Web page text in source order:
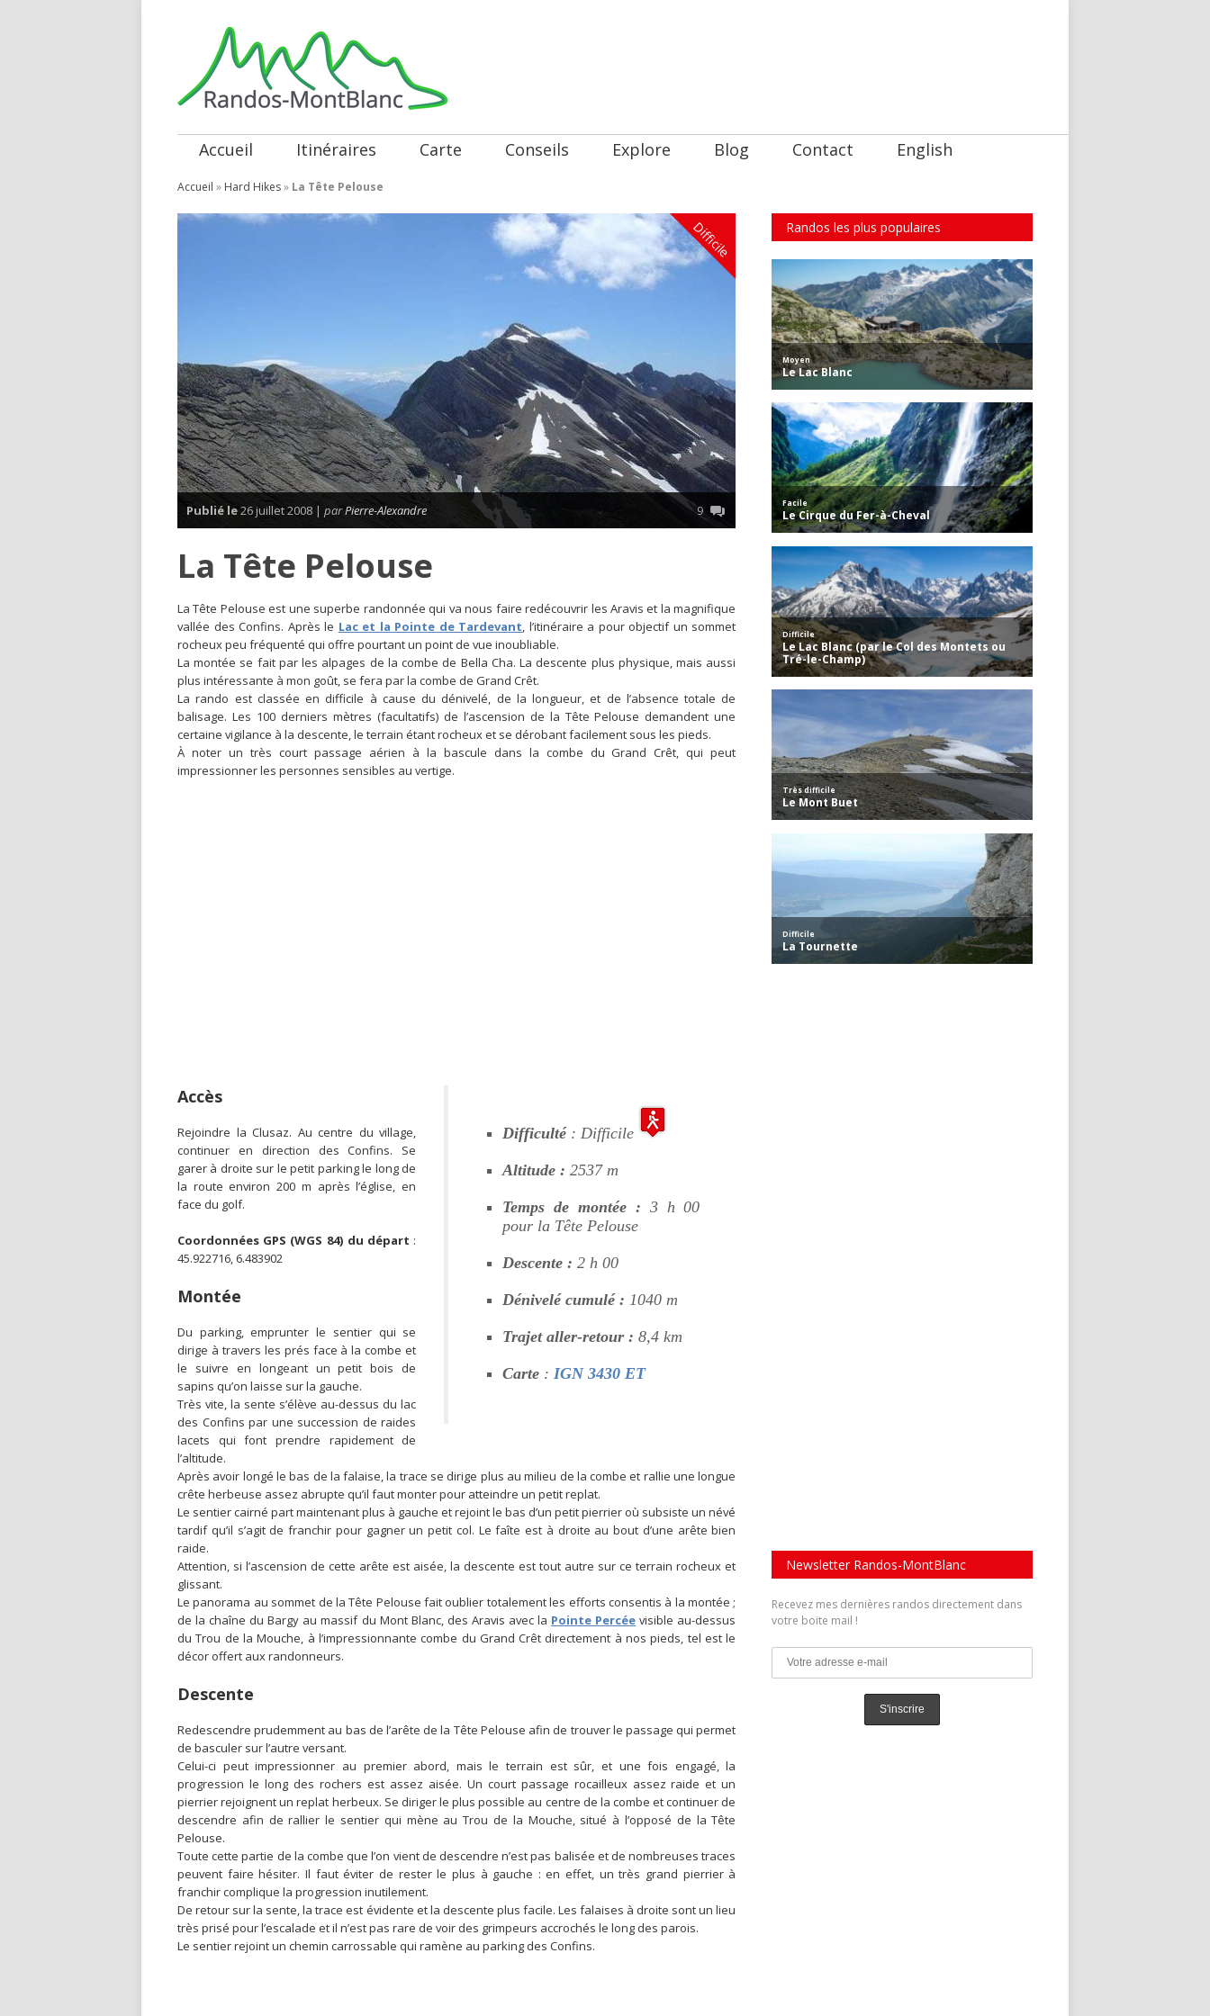
Accueil Itinéraires Carte Conseils Explore Blog Contact English
Accueil » Hard Hikes» La Tête Pelouse
Difficile
Publié le26 juillet 2008 | parPierre-Alexandre 9
La Tête Pelouse
La Tête Pelouse est une superbe randonnée qui va nous faire redécouvrir les Aravis et la magnifique
vallée des Confins. Après le Lac et la Pointe de Tardevant, l’itinéraire a pour objectif un sommet
rocheux peu fréquenté qui offre pourtant un point de vue inoubliable.
La montée se fait par les alpages de la combe de Bella Cha. La descente plus physique, mais aussi
plus intéressante à mon goût, se fera par la combe de Grand Crêt.
La rando est classée en difficile à cause du dénivelé, de la longueur, et de l’absence totale de
balisage. Les 100 derniers mètres (facultatifs) de l’ascension de la Tête Pelouse demandent une
certaine vigilance à la descente, le terrain étant rocheux et se dérobant facilement sous les pieds.
À noter un très court passage aérien à la bascule dans la combe du Grand Crêt, qui peut
impressionner les personnes sensibles au vertige.
Difficulté : Difficile
Altitude : 2537 m
Temps de montée : 3 h 00
pour la Tête Pelouse
Descente : 2 h 00
Dénivelé cumulé :1040 m
Trajet aller-retour : 8,4 km
Carte :IGN 3430 ET
Accès
Rejoindre la Clusaz. Au centre du village,
continuer en direction des Confins. Se
garer à droite sur le petit parking le long de
la route environ 200 m après l’église, en
face du golf.
Coordonnées GPS (WGS 84) du départ :
45.922716, 6.483902
Montée
Du parking, emprunter le sentier qui se
dirige à travers les prés face à la combe et
le suivre en longeant un petit bois de
sapins qu’on laisse sur la gauche.
Très vite, la sente s’élève au-dessus du lac
des Confins par une succession de raides
lacets qui font prendre rapidement de
l’altitude.
Après avoir longé le bas de la falaise, la trace se dirige plus au milieu de la combe et rallie une longue
crête herbeuse assez abrupte qu’il faut monter pour atteindre un petit replat.
Le sentier cairné part maintenant plus à gauche et rejoint le bas d’un petit pierrier où subsiste un névé
tardif qu’il s’agit de franchir pour gagner un petit col. Le faîte est à droite au bout d’une arête bien
raide.
Attention, si l’ascension de cette arête est aisée, la descente est tout autre sur ce terrain rocheux et
glissant.
Le panorama au sommet de la Tête Pelouse fait oublier totalement les efforts consentis à la montée ;
de la chaîne du Bargy au massif du Mont Blanc, des Aravis avec la Pointe Percée visible au-dessus
du Trou de la Mouche, à l’impressionnante combe du Grand Crêt directement à nos pieds, tel est le
décor offert aux randonneurs.
Descente
Redescendre prudemment au bas de l’arête de la Tête Pelouse afin de trouver le passage qui permet
de basculer sur l’autre versant.
Celui-ci peut impressionner au premier abord, mais le terrain est sûr, et une fois engagé, la
progression le long des rochers est assez aisée. Un court passage rocailleux assez raide et un
pierrier rejoignent un replat herbeux. Se diriger le plus possible au centre de la combe et continuer de
descendre afin de rallier le sentier qui mène au Trou de la Mouche, situé à l’opposé de la Tête
Pelouse.
Toute cette partie de la combe que l’on vient de descendre n’est pas balisée et de nombreuses traces
peuvent faire hésiter. Il faut éviter de rester le plus à gauche : en effet, un très grand pierrier à
franchir complique la progression inutilement.
De retour sur la sente, la trace est évidente et la descente plus facile. Les falaises à droite sont un lieu
très prisé pour l’escalade et il n’est pas rare de voir des grimpeurs accrochés le long des parois.
Le sentier rejoint un chemin carrossable qui ramène au parking des Confins.
Randos les plus populaires
Newsletter Randos-MontBlanc
Recevez mes dernières randos directement dans
votre boite mail !